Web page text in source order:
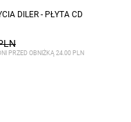
DILER - PŁYTA CD
PRZED OBNIŻKĄ 24.00 PLN